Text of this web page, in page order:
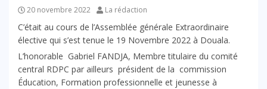
20 novembre 2022 La rédaction
C’était au cours de l’Assemblée générale Extraordinaire
élective qui s’est tenue le 19 Novembre 2022 à Douala.
L’honorable Gabriel FANDJA, Membre titulaire du comité
central RDPC par ailleurs président de la commission
Éducation, Formation professionnelle et jeunesse à